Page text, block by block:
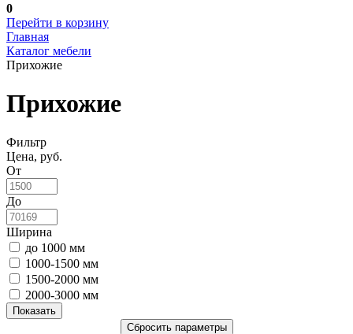
0
Перейти в корзину
Главная
Каталог мебели
Прихожие
Прихожие
Фильтр
Цена, руб.
От
До
Ширина
до 1000 мм
1000-1500 мм
1500-2000 мм
2000-3000 мм